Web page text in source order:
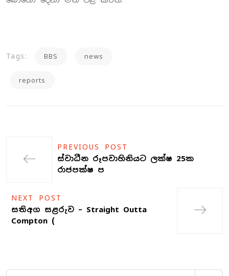
Tags: BBS news
reports
PREVIOUS POST
ස්වාධීන රූපවාහිනියට ලක්ෂ 25ක
රාජපක්ෂ ප
NEXT POST
සතිඅග සළරුව – Straight Outta
Compton (